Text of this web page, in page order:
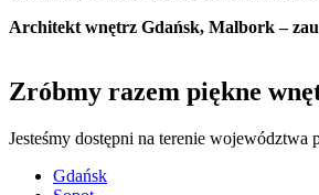
Architekt wnętrz Gdańsk, Malbork –
Zróbmy razem piękne
Jesteśmy dostępni na terenie województwa
Gdańsk